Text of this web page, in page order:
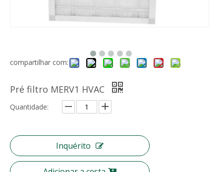
compartilhar com:
Pré filtro MERV1 HVAC
Quantidade:
Inquérito